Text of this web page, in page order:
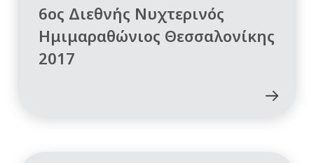
6ος Διεθνής Νυχτερινός
Ημιμαραθώνιος Θεσσαλονίκης
2017